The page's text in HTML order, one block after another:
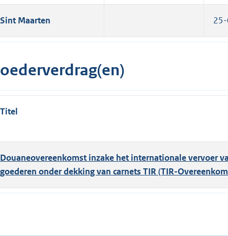
Sint Maarten
Titel
Douaneovereenkomst inzake het internationale vervoer
goederen onder dekking van carnets TIR (TIR-